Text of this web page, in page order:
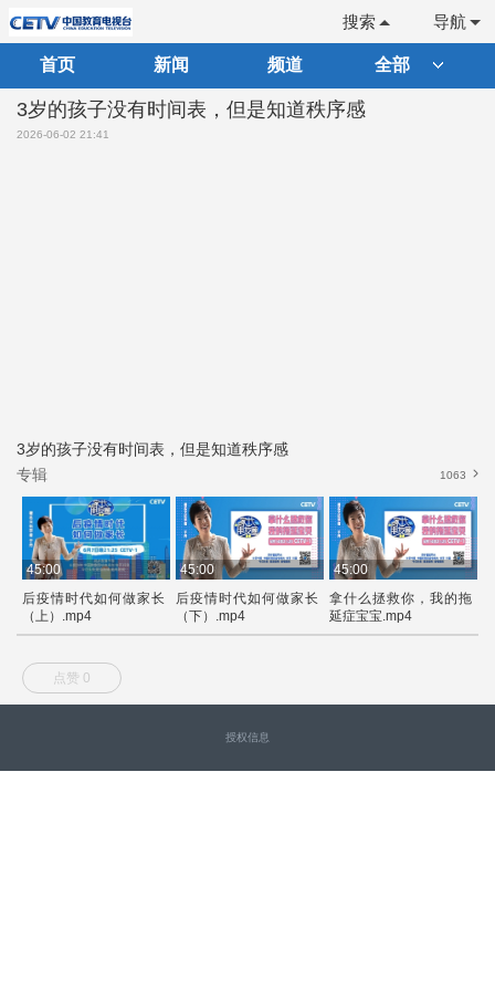
导航
搜索
首页 新闻 频道 全部
3岁的孩子没有时间表，但是知道秩序感
2026-06-02 21:41
3岁的孩子没有时间表，但是知道秩序感
专辑
1063
45:00
后疫情时代如何做家长
（上）.mp4
45:00
后疫情时代如何做家长
（下）.mp4
45:00
拿什么拯救你，我的拖
延症宝宝.mp4
点赞 0
授权信息